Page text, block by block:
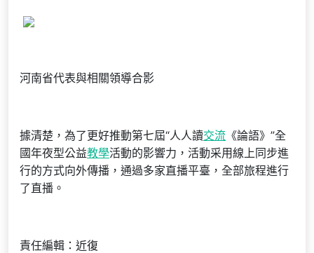
河南省代表與相關領導合影
據清楚，為了更好推動第七屆“人人讀交流 《論語》”全
國年夜型公益教學活動的影響力，活動采用線上同步進
行的方式向外傳播，通過多家直播平臺，全部旅程進行
了直播。
責任編輯：近復